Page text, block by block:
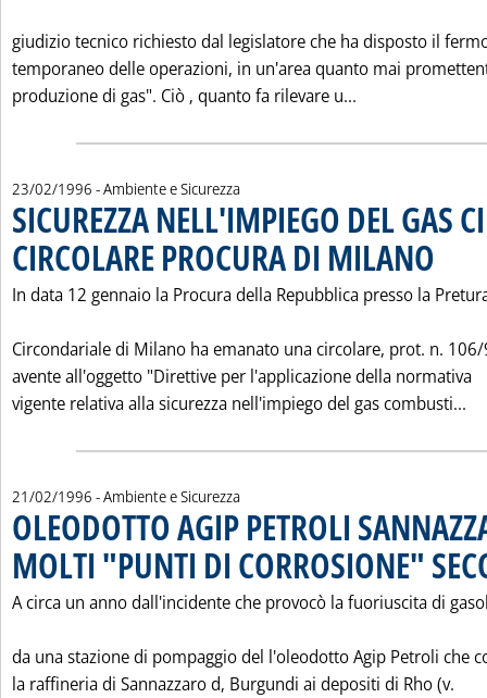
giudizio tecnico richiesto dal legislatore che ha disposto il
temporaneo delle operazioni, in un'area quanto mai
produzione di gas". Ciò ‚ quanto fa rilevare u...
23/02/1996 - Ambiente e Sicurezza
SICUREZZA NELL'IMPIEGO DEL GAS
CIRCOLARE PROCURA DI MILANO
In data 12 gennaio la Procura della Repubblica presso la
Circondariale di Milano ha emanato una circolare, prot. n.
avente all'oggetto "Direttive per l'applicazione della normativa
vigente relativa alla sicurezza nell'impiego del gas combusti...
21/02/1996 - Ambiente e Sicurezza
OLEODOTTO AGIP PETROLI
MOLTI "PUNTI DI CORROSIONE"
A circa un anno dall'incidente che provocò la fuoriuscita di
da una stazione di pompaggio del l'oleodotto Agip Petroli che
la raffineria di Sannazzaro d‚ Burgundi ai depositi di Rho (v.